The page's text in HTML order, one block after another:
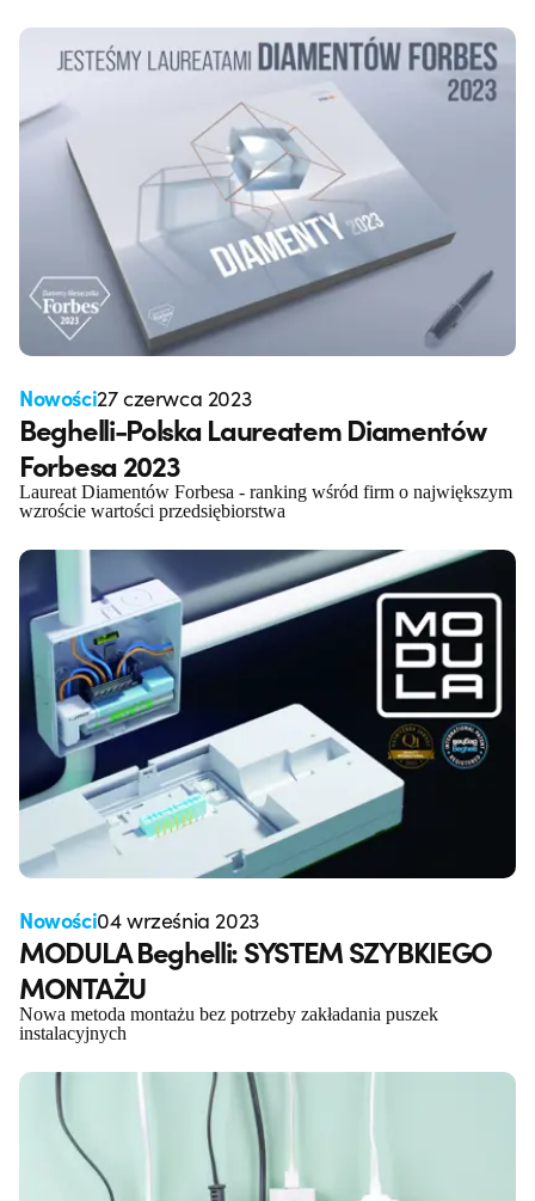
Nowości27 czerwca 2023
Beghelli-Polska Laureatem Diamentów
Forbesa 2023
Laureat Diamentów Forbesa - ranking wśród firm o największym
wzroście wartości przedsiębiorstwa
Nowości04 września 2023
MODULA Beghelli: SYSTEM SZYBKIEGO
MONTAŻU
Nowa metoda montażu bez potrzeby zakładania puszek
instalacyjnych